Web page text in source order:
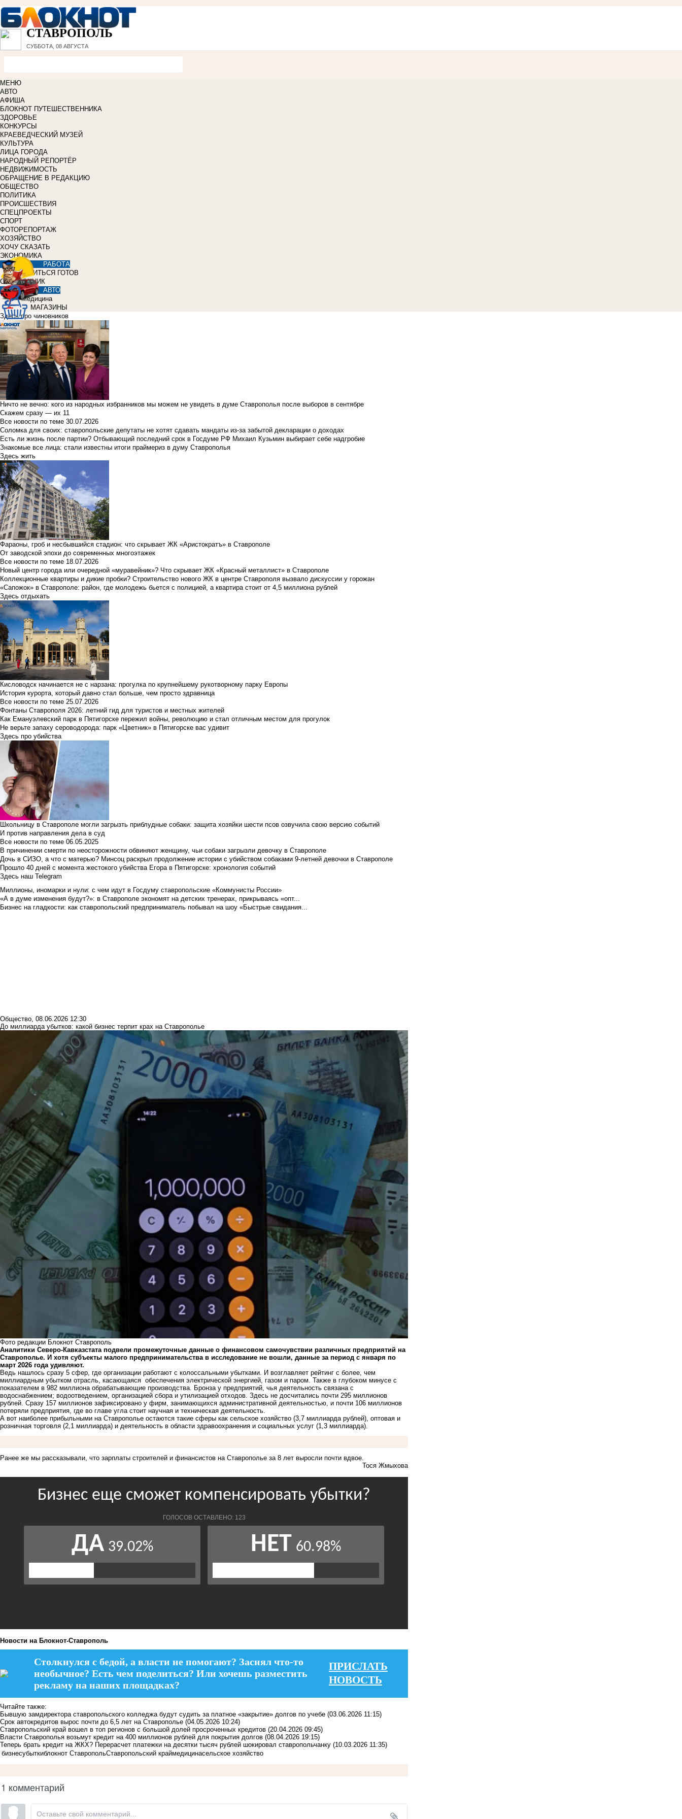
СТАВРОПОЛЬ
СУББОТА, 08 АВГУСТА
МЕНЮ
АВТО
АФИША
БЛОКНОТ ПУТЕШЕСТВЕННИКА
ЗДОРОВЬЕ
КОНКУРСЫ
КРАЕВЕДЧЕСКИЙ МУЗЕЙ
КУЛЬТУРА
ЛИЦА ГОРОДА
НАРОДНЫЙ РЕПОРТЁР
НЕДВИЖИМОСТЬ
ОБРАЩЕНИЕ В РЕДАКЦИЮ
ОБЩЕСТВО
ПОЛИТИКА
ПРОИСШЕСТВИЯ
СПЕЦПРОЕКТЫ
СПОРТ
ФОТОРЕПОРТАЖ
ХОЗЯЙСТВО
ХОЧУ СКАЗАТЬ
ЭКОНОМИКА
РАБОТА
УЧИТЬСЯ ГОТОВ
СПРАВОЧНИК
АВТО
Медицина
МАГАЗИНЫ
Здесь про чиновников
Ничто не вечно: кого из народных избранников мы можем не увидеть в думе Ставрополья после выборов в сентябре
Скажем сразу — их 11
Все новости по теме 30.07.2026
Соломка для своих: ставропольские депутаты не хотят сдавать мандаты из-за забытой декларации о доходах
Есть ли жизнь после партии? Отбывающий последний срок в Госдуме РФ Михаил Кузьмин выбирает себе надгробие
Знакомые все лица: стали известны итоги праймериз в думу Ставрополья
Здесь жить
Фараоны, гроб и несбывшийся стадион: что скрывает ЖК «Аристократъ» в Ставрополе
От заводской эпохи до современных многоэтажек
Все новости по теме 18.07.2026
Новый центр города или очередной «муравейник»? Что скрывает ЖК «Красный металлист» в Ставрополе
Коллекционные квартиры и дикие пробки? Строительство нового ЖК в центре Ставрополя вызвало дискуссии у горожан
«Сапожок» в Ставрополе: район, где молодежь бьется с полицией, а квартира стоит от 4,5 миллиона рублей
Здесь отдыхать
Кисловодск начинается не с нарзана: прогулка по крупнейшему рукотворному парку Европы
История курорта, который давно стал больше, чем просто здравница
Все новости по теме 25.07.2026
Фонтаны Ставрополя 2026: летний гид для туристов и местных жителей
Как Емануэлевский парк в Пятигорске пережил войны, революцию и стал отличным местом для прогулок
Не верьте запаху сероводорода: парк «Цветник» в Пятигорске вас удивит
Здесь про убийства
Школьницу в Ставрополе могли загрызть приблудные собаки: защита хозяйки шести псов озвучила свою версию событий
И против направления дела в суд
Все новости по теме 06.05.2025
В причинении смерти по неосторожности обвиняют женщину, чьи собаки загрызли девочку в Ставрополе
Дочь в СИЗО, а что с матерью? Минсоц раскрыл продолжение истории с убийством собаками 9-летней девочки в Ставрополе
Прошло 40 дней с момента жестокого убийства Егора в Пятигорске: хронология событий
Здесь наш Telegram
Миллионы, иномарки и нули: с чем идут в Госдуму ставропольские «Коммунисты России»
«А в думе изменения будут?»: в Ставрополе экономят на детских тренерах, прикрываясь «опт...
Бизнес на гладкости: как ставропольский предприниматель побывал на шоу «Быстрые свидания...
Общество, 08.06.2026 12:30
До миллиарда убытков: какой бизнес терпит крах на Ставрополье
Фото редакции Блокнот Ставрополь
Аналитики Северо-Кавказстата подвели промежуточные данные о финансовом самочувствии различных предприятий на
Ставрополье. И хотя субъекты малого предпринимательства в исследование не вошли, данные за период с января по
март 2026 года удивляют.
Ведь нашлось сразу 5 сфер, где организации работают с колоссальными убытками. И возглавляет рейтинг с более, чем
миллиардным убытком отрасль, касающаяся обеспечения электрической энергией, газом и паром. Также в глубоком минусе с
показателем в 982 миллиона обрабатывающие производства. Бронза у предприятий, чья деятельность связана с
водоснабжением; водоотведением, организацией сбора и утилизацией отходов. Здесь не досчитались почти 295 миллионов
рублей. Сразу 157 миллионов зафиксировано у фирм, занимающихся административной деятельностью, и почти 106 миллионов
потеряли предприятия, где во главе угла стоит научная и техническая деятельность.
А вот наиболее прибыльными на Ставрополье остаются такие сферы как сельское хозяйство (3,7 миллиарда рублей), оптовая и
розничная торговля (2,1 миллиарда) и деятельность в области здравоохранения и социальных услуг (1,3 миллиарда).
Ранее же мы рассказывали, что зарплаты строителей и финансистов на Ставрополье за 8 лет выросли почти вдвое.
Тося Жмыхова
Новости на Блoкнoт-Ставрополь
Столкнулся с бедой, а власти не помогают? Заснял что-то
необычное? Есть чем поделиться? Или хочешь разместить
рекламу на наших площадках?
ПРИСЛАТЬ
НОВОСТЬ
Читайте также:
Бывшую замдиректора ставропольского колледжа будут судить за платное «закрытие» долгов по учебе (03.06.2026 11:15)
Срок автокредитов вырос почти до 6,5 лет на Ставрополье (04.05.2026 10:24)
Ставропольский край вошел в топ регионов с большой долей просроченных кредитов (20.04.2026 09:45)
Власти Ставрополья возьмут кредит на 400 миллионов рублей для покрытия долгов (08.04.2026 19:15)
Теперь брать кредит на ЖКХ? Перерасчет платежки на десятки тысяч рублей шокировал ставропольчанку (10.03.2026 11:35)
бизнесубыткиблокнот СтавропольСтавропольский краймедицинасельское хозяйство
1 комментарий